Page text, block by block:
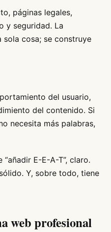
páginas legales,
y seguridad. La
sola cosa; se construye
del usuario,
del contenido. Si
necesita más palabras,
E-E-A-T”, claro.
Y, sobre todo, tiene
web profesional